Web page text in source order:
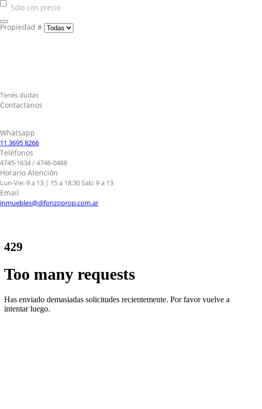
Sólo con precio
Propiedad #
Tenés dudas
Contactanos
Whatsapp
11 3695 8266
Teléfonos
4745-1634 / 4746-0488
Horario Atención
Lun-Vie: 9 a 13 | 15 a 18:30 Sab: 9 a 13
Email
inmuebles@difonzoprop.com.ar